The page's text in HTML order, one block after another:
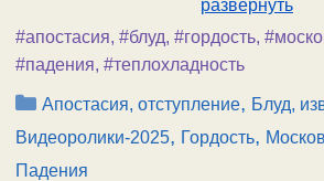
развернуть
#апостасия, #блуд, #гордость,
#падения, #теплохладность
Рубрики
Апостасия, отступление, Блуд,
Видеоролики-2025, Гордость,
Падения